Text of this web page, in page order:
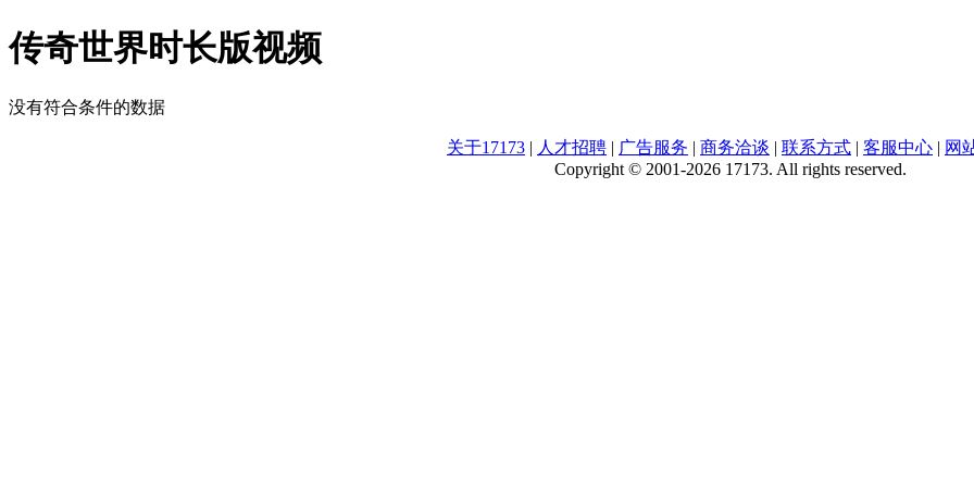
传奇世界时长版视频
没有符合条件的数据
关于17173 | 人才招聘 | 广告服务 | 商务洽谈 | 联系方式 | 客服中心 | 网
Copyright © 2001-2026 17173. All rights reserved.